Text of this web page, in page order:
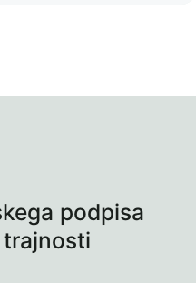
podpisa